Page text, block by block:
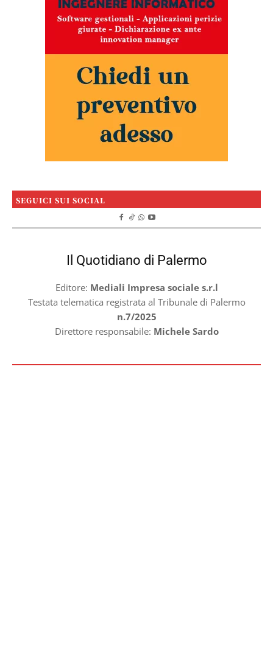
SEGUICI SUI SOCIAL
Il Quotidiano di Palermo
Editore: Mediali Impresa sociale s.r.l
Testata telematica registrata al Tribunale di Palermo
n.7/2025
Direttore responsabile: Michele Sardo